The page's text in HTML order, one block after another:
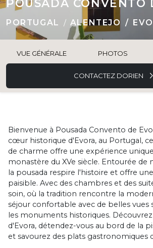
POUSADA CONVENTO
PORTUGAL ALENTEJO
VUE GÉNÉRALE PHOTOS
CONTACTEZ DORIEN
Bienvenue à Pousada Convento de
cœur historique d'Evora, au Portugal,
de charme offre une expérience
monastère du XVe siècle. Entourée de
la pousada respire l'histoire et offre
paisible. Avec des chambres et des
soin, où la tradition rencontre la
séjour confortable avec de belles vues
les monuments historiques.
d'Evora, détendez-vous au bord de la
et savourez des plats gastronomiques